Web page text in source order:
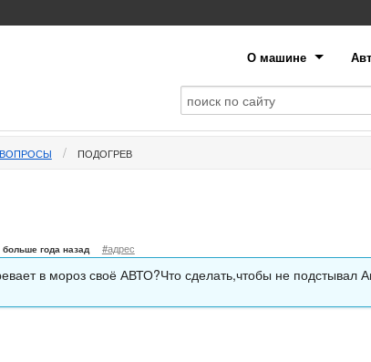
О машине
ПОДОГРЕВ
больше года назад #адрес
в мороз своё АВТО?Что сделать,чтобы не подстывал